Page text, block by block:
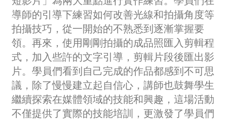
導師的引導下練習如何改善光線和拍攝角度等
拍攝技巧，從一開始的不熟悉到逐漸掌握要
領。再來，使用剛剛拍攝的成品照匯入剪輯程
式，加入些許的文字引導，剪輯片段後匯出影
片。學員們看到自己完成的作品都感到不可思
議，除了慢慢建立起自信心，講師也鼓舞學生
繼續探索在媒體領域的技能和興趣，這場活動
不僅提供了實際的技能培訓，更激發了學員們